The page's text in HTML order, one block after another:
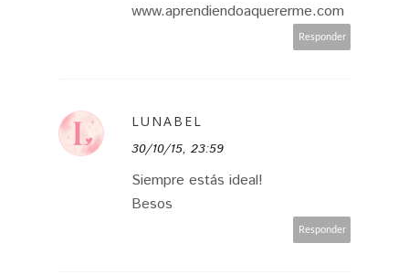
www.aprendiendoaquererme.com
Responder
LUNABEL
30/10/15, 23:59
Siempre estás ideal!
Besos
Responder